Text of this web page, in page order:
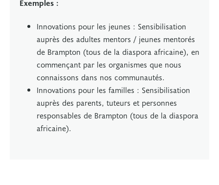
Exemples :
Innovations pour les jeunes : Sensibilisation
auprès des adultes mentors / jeunes mentorés
de Brampton (tous de la diaspora africaine), en
commençant par les organismes que nous
connaissons dans nos communautés.
Innovations pour les familles : Sensibilisation
auprès des parents, tuteurs et personnes
responsables de Brampton (tous de la diaspora
africaine).